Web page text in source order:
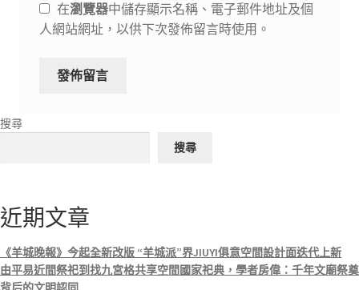
在瀏覽器中儲存顯示名稱、電子郵件地址及個
人網站網址，以供下次發佈留言時使用。
搜尋
搜尋
近期文章
《羊城晚報》今起全新改版 “羊城派”界JIUYI俱意空間設計面迭代上新
由平易近間祭祀到找九宮格共享空間國家祀典，學者房偉：千年文廟祭奠